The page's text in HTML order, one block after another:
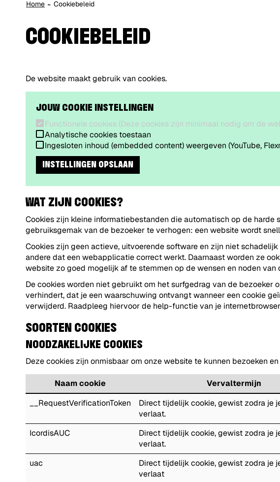
Home Cookiebeleid
COOKIEBELEID
De website maakt gebruik van cookies.
JOUW COOKIE INSTELLINGEN
Functionele cookies (Deze cookies zijn minimaal nodig om de
Analytische cookies toestaan
Ingesloten inhoud (embedded content) weergeven (YouTube,
INSTELLINGEN OPSLAAN
WAT ZIJN COOKIES?
Cookies zijn kleine informatiebestanden die automatisch op de
gebruiksgemak van de bezoeker te verhogen: een website wordt
Cookies zijn geen actieve, uitvoerende software en zijn niet
andere dat een webapplicatie correct werkt. Daarnaast worden ze
website zo goed mogelijk af te stemmen op de wensen en noden van
De cookies worden niet gebruikt om het surfgedrag van de
verhindert, dat je een waarschuwing ontvangt wanneer een cookie
verwijderd. Raadpleeg hiervoor de help-functie van je
SOORTEN COOKIES
NOODZAKELIJKE COOKIES
Deze cookies zijn onmisbaar om onze website te kunnen bezoeken
Naam cookie Vervaltermijn
__RequestVerificationToken
Direct tijdelijk cookie, gewist zodra je
verlaat.
IcordisAUC
Direct tijdelijk cookie, gewist zodra je
verlaat.
uac
Direct tijdelijk cookie, gewist zodra je
verlaat